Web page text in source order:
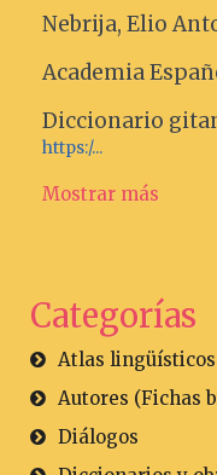
Nebrija, Elio
Academia
Diccionario
https:/...
Mostrar más
Categorías
Atlas lingüísticos
Autores (Fichas
Diálogos